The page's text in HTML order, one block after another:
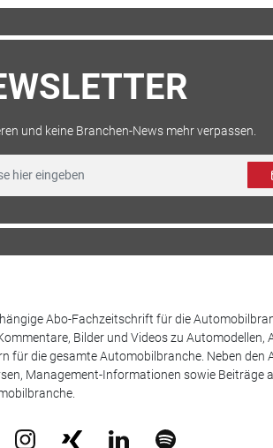
und keine Branchen-News mehr verpassen.
Abo-Fachzeitschrift für die
Bilder und Videos zu
die gesamte Automobilbranche. Neben den
Management-Informationen sowie Beiträge